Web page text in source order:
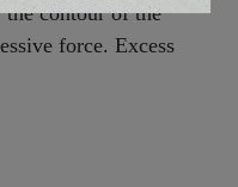
contour of the
force. Excess